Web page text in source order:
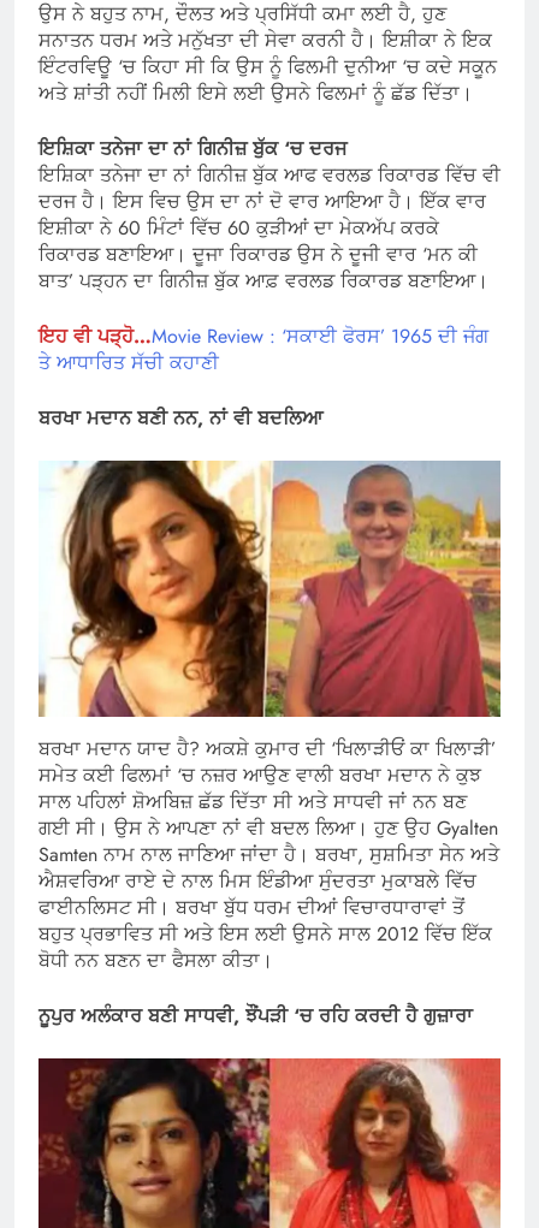
ਉਸ ਨੇ ਬਹੁਤ ਨਾਮ, ਦੌਲਤ ਅਤੇ ਪ੍ਰਸਿੱਧੀ ਕਮਾ ਲਈ ਹੈ, ਹੁਣ
ਸਨਾਤਨ ਧਰਮ ਅਤੇ ਮਨੁੱਖਤਾ ਦੀ ਸੇਵਾ ਕਰਨੀ ਹੈ। ਇਸ਼ੀਕਾ ਨੇ ਇਕ
ਇੰਟਰਵਿਊ ‘ਚ ਕਿਹਾ ਸੀ ਕਿ ਉਸ ਨੂੰ ਫਿਲਮੀ ਦੁਨੀਆ ‘ਚ ਕਦੇ ਸਕੂਨ
ਅਤੇ ਸ਼ਾਂਤੀ ਨਹੀਂ ਮਿਲੀ ਇਸੇ ਲਈ ਉਸਨੇ ਫਿਲਮਾਂ ਨੂੰ ਛੱਡ ਦਿੱਤਾ।
ਇਸ਼ਿਕਾ ਤਨੇਜਾ ਦਾ ਨਾਂ ਗਿਨੀਜ਼ ਬੁੱਕ ‘ਚ ਦਰਜ
ਇਸ਼ਿਕਾ ਤਨੇਜਾ ਦਾ ਨਾਂ ਗਿਨੀਜ਼ ਬੁੱਕ ਆਫ ਵਰਲਡ ਰਿਕਾਰਡ ਵਿੱਚ ਵੀ
ਦਰਜ ਹੈ। ਇਸ ਵਿਚ ਉਸ ਦਾ ਨਾਂ ਦੋ ਵਾਰ ਆਇਆ ਹੈ। ਇੱਕ ਵਾਰ
ਇਸ਼ੀਕਾ ਨੇ 60 ਮਿੰਟਾਂ ਵਿੱਚ 60 ਕੁੜੀਆਂ ਦਾ ਮੇਕਅੱਪ ਕਰਕੇ
ਰਿਕਾਰਡ ਬਣਾਇਆ। ਦੂਜਾ ਰਿਕਾਰਡ ਉਸ ਨੇ ਦੂਜੀ ਵਾਰ ‘ਮਨ ਕੀ
ਬਾਤ’ ਪੜ੍ਹਨ ਦਾ ਗਿਨੀਜ਼ ਬੁੱਕ ਆਫ਼ ਵਰਲਡ ਰਿਕਾਰਡ ਬਣਾਇਆ।
ਇਹ ਵੀ ਪੜ੍ਹੋ…Movie Review : ‘ਸਕਾਈ ਫੋਰਸ’ 1965 ਦੀ ਜੰਗ
ਤੇ ਆਧਾਰਿਤ ਸੱਚੀ ਕਹਾਣੀ
ਬਰਖਾ ਮਦਾਨ ਬਣੀ ਨਨ, ਨਾਂ ਵੀ ਬਦਲਿਆ
ਬਰਖਾ ਮਦਾਨ ਯਾਦ ਹੈ? ਅਕਸ਼ੇ ਕੁਮਾਰ ਦੀ ‘ਖਿਲਾੜੀਓਂ ਕਾ ਖਿਲਾੜੀ’
ਸਮੇਤ ਕਈ ਫਿਲਮਾਂ ‘ਚ ਨਜ਼ਰ ਆਉਣ ਵਾਲੀ ਬਰਖਾ ਮਦਾਨ ਨੇ ਕੁਝ
ਸਾਲ ਪਹਿਲਾਂ ਸ਼ੋਅਬਿਜ਼ ਛੱਡ ਦਿੱਤਾ ਸੀ ਅਤੇ ਸਾਧਵੀ ਜਾਂ ਨਨ ਬਣ
ਗਈ ਸੀ। ਉਸ ਨੇ ਆਪਣਾ ਨਾਂ ਵੀ ਬਦਲ ਲਿਆ। ਹੁਣ ਉਹ Gyalten
Samten ਨਾਮ ਨਾਲ ਜਾਣਿਆ ਜਾਂਦਾ ਹੈ। ਬਰਖਾ, ਸੁਸ਼ਮਿਤਾ ਸੇਨ ਅਤੇ
ਐਸ਼ਵਰਿਆ ਰਾਏ ਦੇ ਨਾਲ ਮਿਸ ਇੰਡੀਆ ਸੁੰਦਰਤਾ ਮੁਕਾਬਲੇ ਵਿੱਚ
ਫਾਈਨਲਿਸਟ ਸੀ। ਬਰਖਾ ਬੁੱਧ ਧਰਮ ਦੀਆਂ ਵਿਚਾਰਧਾਰਾਵਾਂ ਤੋਂ
ਬਹੁਤ ਪ੍ਰਭਾਵਿਤ ਸੀ ਅਤੇ ਇਸ ਲਈ ਉਸਨੇ ਸਾਲ 2012 ਵਿੱਚ ਇੱਕ
ਬੋਧੀ ਨਨ ਬਣਨ ਦਾ ਫੈਸਲਾ ਕੀਤਾ।
ਨੂਪੁਰ ਅਲੰਕਾਰ ਬਣੀ ਸਾਧਵੀ, ਝੌਂਪੜੀ ‘ਚ ਰਹਿ ਕਰਦੀ ਹੈ ਗੁਜ਼ਾਰਾ